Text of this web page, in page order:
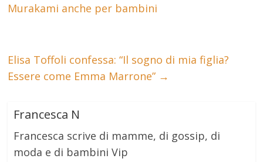
Murakami anche per bambini
Elisa Toffoli confessa: “Il sogno di mia figlia?
Essere come Emma Marrone” →
Francesca N
Francesca scrive di mamme, di gossip, di
moda e di bambini Vip